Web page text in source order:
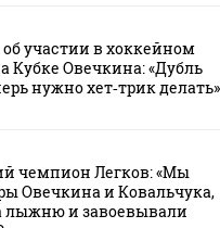
участии в хоккейном
Кубке Овечкина: «Дубль
нужно хет‑трик делать»
чемпион Легков: «Мы
Овечкина и Ковальчука,
лыжню и завоевывали